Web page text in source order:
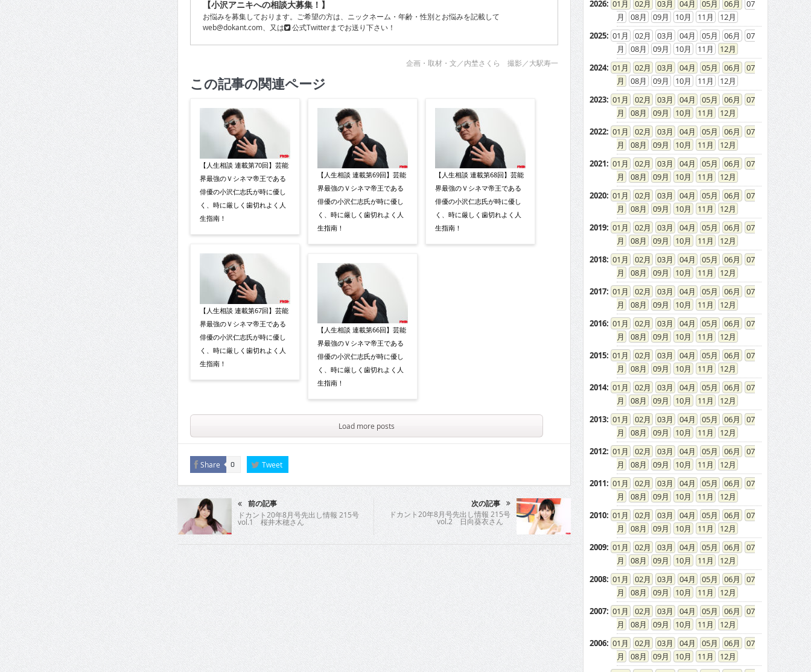
【小沢アニキへの相談大募集！】
お悩みを募集しております。ご希望の方は、ニックネーム・年齢・性別とお悩みを記載して
web@dokant.com、又は
公式Twitterまでお送り下さい！
企画・取材・文／内埜さくら 撮影／大駅寿一
この記事の関連ページ
【人生相談 連載第70回】芸能
界最強のＶシネマ帝王である
俳優の小沢仁志氏が時に優し
く、時に厳しく歯切れよく人
生指南！
【人生相談 連載第67回】芸能
界最強のＶシネマ帝王である
俳優の小沢仁志氏が時に優し
く、時に厳しく歯切れよく人
生指南！
【人生相談 連載第69回】芸能
界最強のＶシネマ帝王である
俳優の小沢仁志氏が時に優し
く、時に厳しく歯切れよく人
生指南！
【人生相談 連載第66回】芸能
界最強のＶシネマ帝王である
俳優の小沢仁志氏が時に優し
く、時に厳しく歯切れよく人
生指南！
【人生相談 連載第68回】芸能
界最強のＶシネマ帝王である
俳優の小沢仁志氏が時に優し
く、時に厳しく歯切れよく人
生指南！
Load more posts
Share 0 Tweet
前の記事
ドカント20年8月号先出し情報 215号
vol.1 桜井木穂さん
次の記事
ドカント20年8月号先出し情報 215号
vol.2 日向葵衣さん
2026: 01 02 03 04 05 06
07
08
09 10 11
12
2025: 01 02 03 04 05 06
07
08
09 10 11
12
2024: 01 02 03 04 05 06
07
08
09 10 11
12
2023: 01 02 03 04 05 06
07
08
09 10 11
12
2022: 01 02 03 04 05 06
07
08
09 10 11
12
2021: 01 02 03 04 05 06
07
08
09 10 11
12
2020: 01 02 03 04 05 06
07
08
09 10 11
12
2019: 01 02 03 04 05 06
07
08
09 10 11
12
2018: 01 02 03 04 05 06
07
08
09 10 11
12
2017: 01 02 03 04 05 06
07
08
09 10 11
12
2016: 01 02 03 04 05 06
07
08
09 10 11
12
2015: 01 02 03 04 05 06
07
08
09 10 11
12
2014: 01 02 03 04 05 06
07
08
09 10 11
12
2013: 01 02 03 04 05 06
07
08
09 10 11
12
2012: 01 02 03 04 05 06
07
08
09 10 11
12
2011: 01 02 03 04 05 06
07
08
09 10 11
12
2010: 01 02 03 04 05 06
07
08
09 10 11
12
2009: 01 02 03 04 05 06
07
08
09 10 11
12
2008: 01 02 03 04 05 06
07
08
09 10 11
12
2007: 01 02 03 04 05 06
07
08
09 10 11
12
2006: 01 02 03 04 05 06
07
08
09 10 11
12